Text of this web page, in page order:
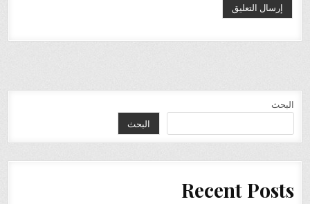
البحث
البحث
Recent Posts